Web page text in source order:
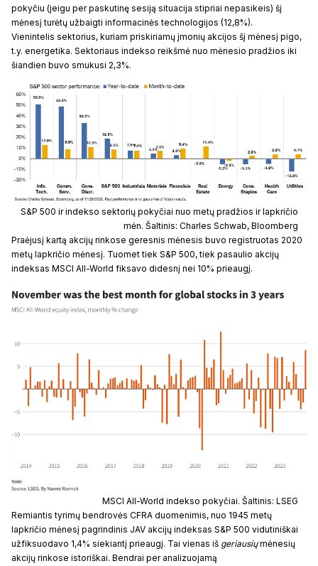
pokyčiu (jeigu per paskutinę sesiją situacija stipriai nepasikeis) šį
mėnesį turėtų užbaigti informacinės technologijos (12,8%).
Vienintelis sektorius, kuriam priskiriamų įmonių akcijos šį mėnesį pigo,
t.y. energetika. Sektoriaus indekso reikšmė nuo mėnesio pradžios iki
šiandien buvo smukusi 2,3%.
S&P 500 ir indekso sektorių pokyčiai nuo metų pradžios ir lapkričio
mėn. Šaltinis: Charles Schwab, Bloomberg
Praėjusį kartą akcijų rinkose geresnis mėnesis buvo registruotas 2020
metų lapkričio mėnesį. Tuomet tiek S&P 500, tiek pasaulio akcijų
indeksas MSCI All-World fiksavo didesnį nei 10% prieaugį.
MSCI All-World indekso pokyčiai. Šaltinis: LSEG
Remiantis tyrimų bendrovės CFRA duomenimis, nuo 1945 metų
lapkričio mėnesį pagrindinis JAV akcijų indeksas S&P 500 vidutiniškai
užfiksuodavo 1,4% siekiantį prieaugį. Tai vienas iš geriausiųmėnesių
akcijų rinkose istoriškai. Bendrai per analizuojamą